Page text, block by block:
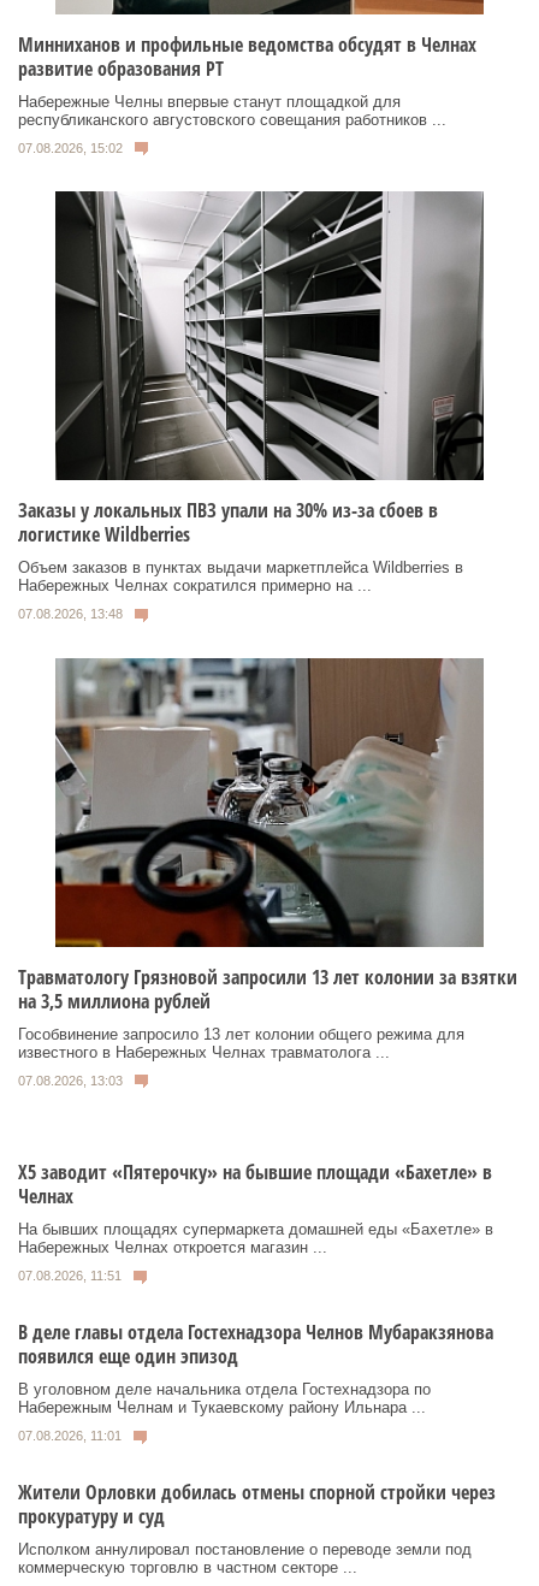
Минниханов и профильные ведомства обсудят в Челнах
развитие образования РТ
Набережные Челны впервые станут площадкой для
республиканского августовского совещания работников ...
07.08.2026, 15:02
Заказы у локальных ПВЗ упали на 30% из-за сбоев в
логистике Wildberries
Объем заказов в пунктах выдачи маркетплейса Wildberries в
Набережных Челнах сократился примерно на ...
07.08.2026, 13:48
Травматологу Грязновой запросили 13 лет колонии за взятки
на 3,5 миллиона рублей
Гособвинение запросило 13 лет колонии общего режима для
известного в Набережных Челнах травматолога ...
07.08.2026, 13:03
Х5 заводит «Пятерочку» на бывшие площади «Бахетле» в
Челнах
На бывших площадях супермаркета домашней еды «Бахетле» в
Набережных Челнах откроется магазин ...
07.08.2026, 11:51
В деле главы отдела Гостехнадзора Челнов Мубаракзянова
появился еще один эпизод
В уголовном деле начальника отдела Гостехнадзора по
Набережным Челнам и Тукаевскому району Ильнара ...
07.08.2026, 11:01
Жители Орловки добилась отмены спорной стройки через
прокуратуру и суд
Исполком аннулировал постановление о переводе земли под
коммерческую торговлю в частном секторе ...